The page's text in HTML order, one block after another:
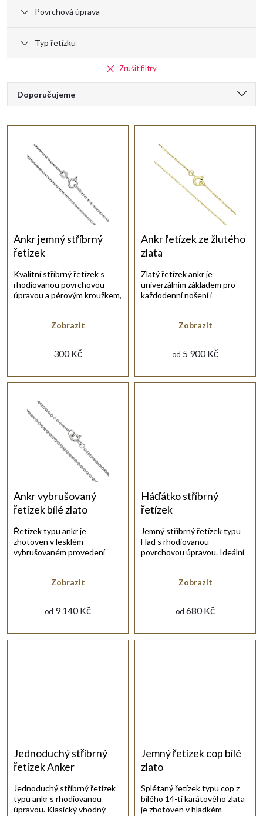
Povrchová úprava
Typ řetízku
Zrušit filtry
Ř
a
p
r
o
u
Doporučujeme
Nejdražší
Nejprodávanější
Abecedně
ů
Ankr jemný stříbrný
řetízek
300 Kč
Zobrazit
Kvalitní stříbrný řetízek s
rhodiovanou povrchovou
úpravou a pérovým kroužkem,
Ankr řetízek ze žlutého
zlata
od 5 900 Kč
Zobrazit
Zlatý řetízek ankr je
univerzálním základem pro
každodenní nošení i
Ankr vybrušovaný
řetízek bílé zlato
od 9 140 Kč
Zobrazit
Řetízek typu ankr je
zhotoven v lesklém
vybrušovaném provedení
Háďátko stříbrný
řetízek
od 680 Kč
Zobrazit
Jemný stříbrný řetízek typu
Had s rhodiovanou
povrchovou úpravou. Ideální
Jednoduchý stříbrný
řetízek Anker
Jednoduchý stříbrný řetízek
typu ankr s rhodiovanou
úpravou. Klasický vhodný
Jemný řetízek cop bílé
zlato
Splétaný řetízek typu cop z
bílého 14-ti karátového zlata
je zhotoven v hladkém